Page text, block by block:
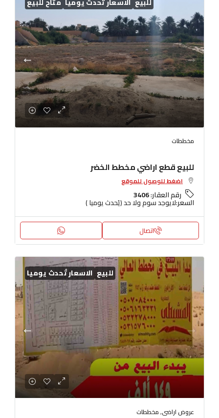
مخططات
للبيع قطع اراضي مخطط الخضر
اضغط للوصول للموقع
رقم العقار:3406
السعر:لايوجد سوم ولا حد (يُحدث يوميا )
اتصال
للبيع الاسعار تُحدث يوميا
عروض اراضى, مخططات